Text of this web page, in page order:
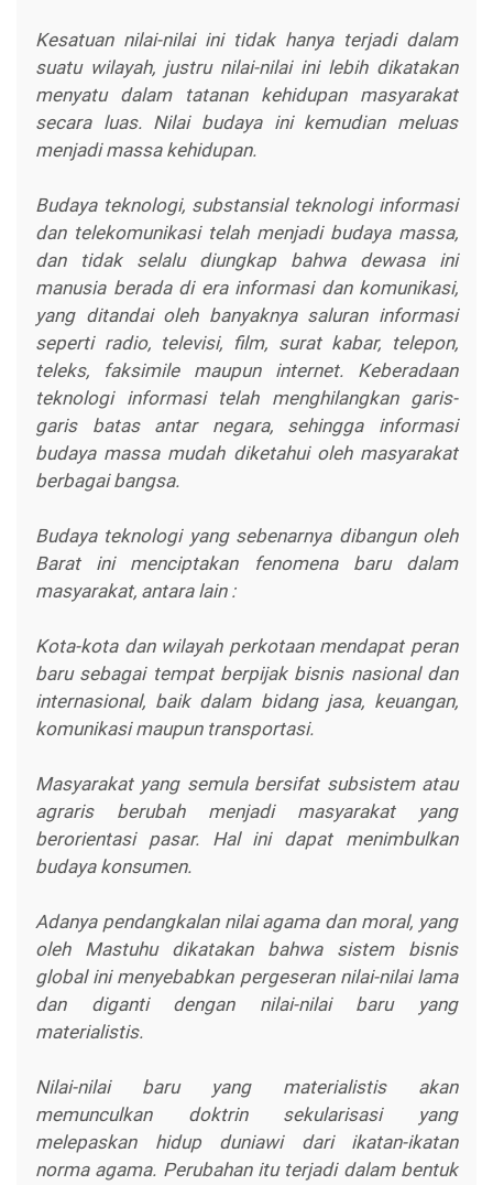
Kesatuan nilai-nilai ini tidak hanya terjadi dalam
suatu wilayah, justru nilai-nilai ini lebih dikatakan
menyatu dalam tatanan kehidupan masyarakat
secara luas. Nilai budaya ini kemudian meluas
menjadi massa kehidupan.
Budaya teknologi, substansial teknologi informasi
dan telekomunikasi telah menjadi budaya massa,
dan tidak selalu diungkap bahwa dewasa ini
manusia berada di era informasi dan komunikasi,
yang ditandai oleh banyaknya saluran informasi
seperti radio, televisi, film, surat kabar, telepon,
teleks, faksimile maupun internet. Keberadaan
teknologi informasi telah menghilangkan garis-
garis batas antar negara, sehingga informasi
budaya massa mudah diketahui oleh masyarakat
berbagai bangsa.
Budaya teknologi yang sebenarnya dibangun oleh
Barat ini menciptakan fenomena baru dalam
masyarakat, antara lain :
Kota-kota dan wilayah perkotaan mendapat peran
baru sebagai tempat berpijak bisnis nasional dan
internasional, baik dalam bidang jasa, keuangan,
komunikasi maupun transportasi.
Masyarakat yang semula bersifat subsistem atau
agraris berubah menjadi masyarakat yang
berorientasi pasar. Hal ini dapat menimbulkan
budaya konsumen.
Adanya pendangkalan nilai agama dan moral, yang
oleh Mastuhu dikatakan bahwa sistem bisnis
global ini menyebabkan pergeseran nilai-nilai lama
dan diganti dengan nilai-nilai baru yang
materialistis.
Nilai-nilai baru yang materialistis akan
memunculkan doktrin sekularisasi yang
melepaskan hidup duniawi dari ikatan-ikatan
norma agama. Perubahan itu terjadi dalam bentuk